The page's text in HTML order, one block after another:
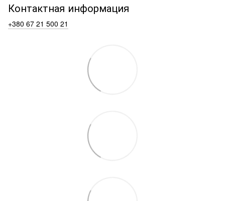
Контактная информация
+380 67 21 500 21